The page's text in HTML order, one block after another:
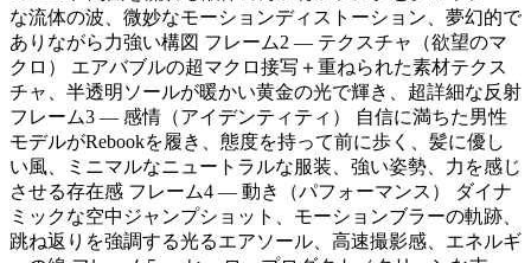
な流体の波、微妙なモーションディストーション、夢幻的で
ありながら力強い構図 フレーム2 — テクスチャ（欲望のマ
クロ） エアバブルの超マクロ接写＋重ねられた素材テクス
チャ、半透明ソールが暖かい黄金の光で輝き、超詳細な反射
フレーム3 — 感情（アイデンティティ） 自信に満ちた男性
モデルがRebookを履き、態度を持って前に歩く、髪に優し
い風、ミニマルなニュートラルな服装、強い姿勢、力を感じ
させる存在感 フレーム4 — 動き（パフォーマンス） ダイナ
ミックな空中ジャンプショット、モーションブラーの軌跡、
跳ね返りを強調する光るエアソール、高速撮影感、エネルギ